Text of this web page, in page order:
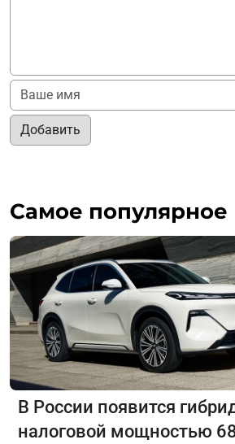
Добавить
Самое популярное
В России появится
налоговой мощностью